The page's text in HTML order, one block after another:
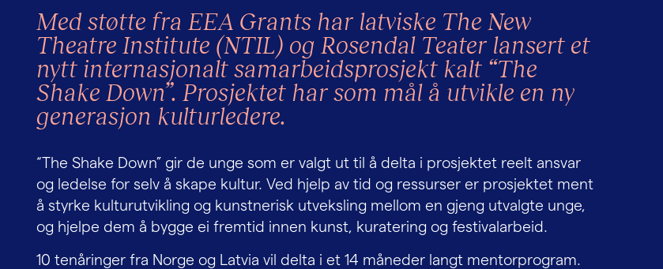
Med støtte fra EEA Grants har latviske The New
Theatre Institute (NTIL) og Rosendal Teater lansert et
nytt internasjonalt samarbeidsprosjekt kalt “The
Shake Down”. Prosjektet har som mål å utvikle en ny
generasjon kulturledere.
“The Shake Down” gir de unge som er valgt ut til å delta i prosjektet reelt ansvar
og ledelse for selv å skape kultur. Ved hjelp av tid og ressurser er prosjektet ment
å styrke kulturutvikling og kunstnerisk utveksling mellom en gjeng utvalgte unge,
og hjelpe dem å bygge ei fremtid innen kunst, kuratering og festivalarbeid.
10 tenåringer fra Norge og Latvia vil delta i et 14 måneder langt mentorprogram.